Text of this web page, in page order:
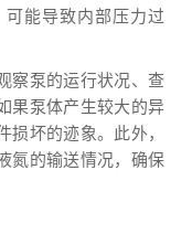
能导致内部压力过
泵的运行状况、查
果泵体产生较大的异
损坏的迹象。此外，
氮的输送情况，确保